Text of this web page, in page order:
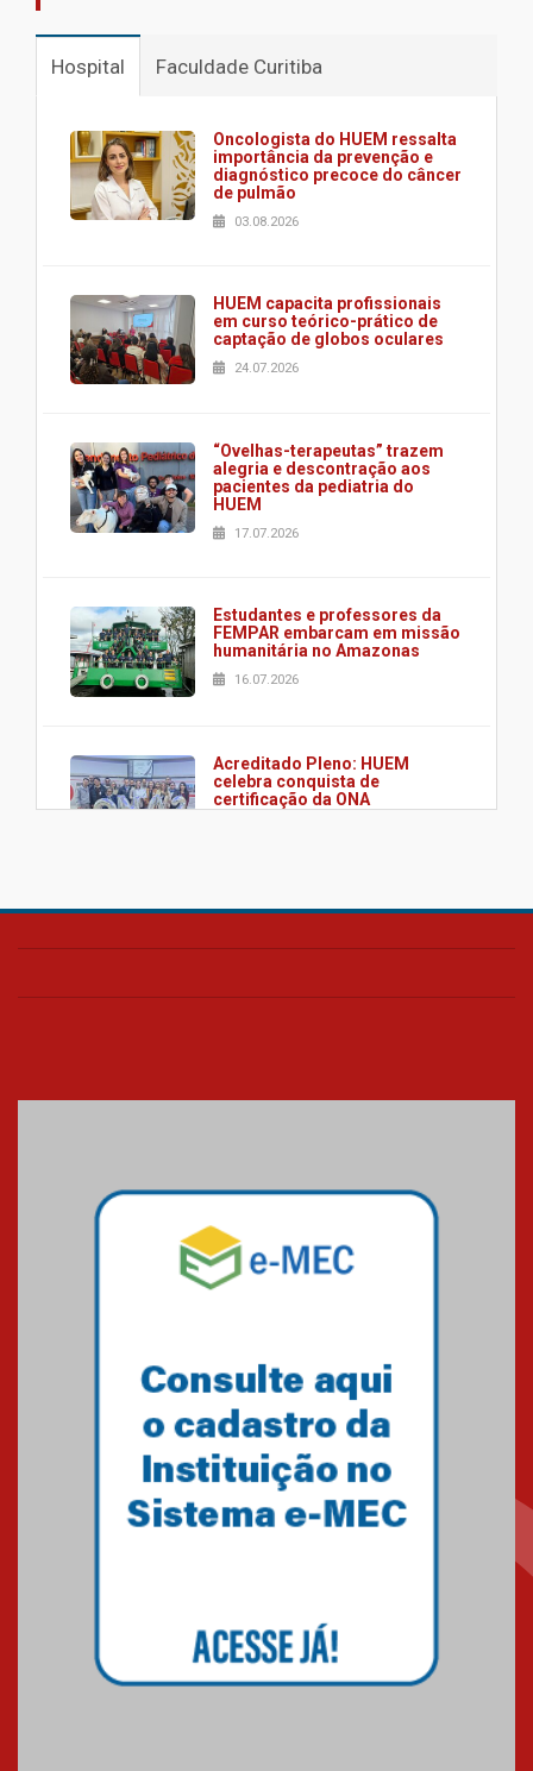
Hospital Faculdade Curitiba
Oncologista do HUEM ressalta
importância da prevenção e
diagnóstico precoce do câncer
de pulmão
03.08.2026
HUEM capacita profissionais
em curso teórico-prático de
captação de globos oculares
24.07.2026
“Ovelhas-terapeutas” trazem
alegria e descontração aos
pacientes da pediatria do
HUEM
17.07.2026
Estudantes e professores da
FEMPAR embarcam em missão
humanitária no Amazonas
16.07.2026
Acreditado Pleno: HUEM
celebra conquista de
certificação da ONA
HUEM é o primeiro hospital do
UTI's inteligentes
Pós-Asco: evento do HUEM
debate novidades sobre
estudos e tratamentos contra
o câncer
MackPesquisa 2026 prorroga
inscrições até 14 de agosto
15.06.2026